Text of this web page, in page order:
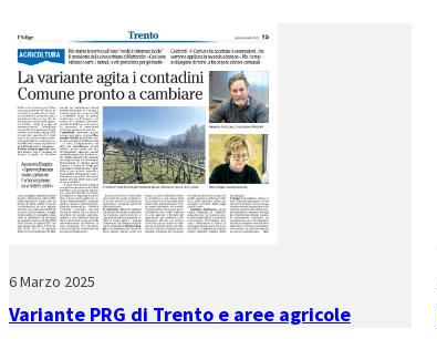
6 Marzo 2025
Variante PRG di Trento e aree agricole